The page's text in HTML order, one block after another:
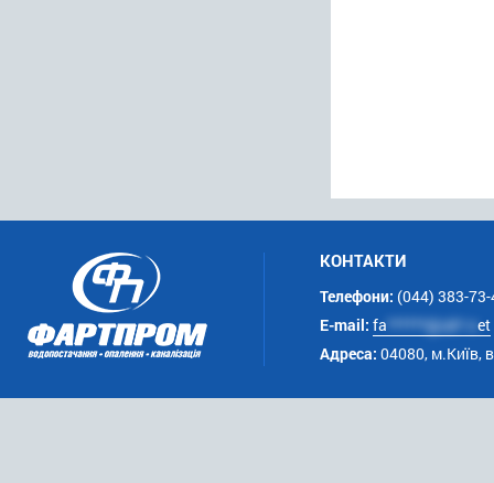
КОНТАКТИ
Телефони: (044) 383-
E-mail: fa ******@uk*.net
Адреса: 04080, м.Київ,